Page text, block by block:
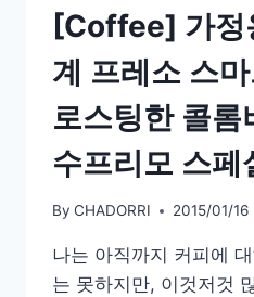
레
소
블
랜
드
[Coffee] 가정
계 프레소 스
로스팅한 콜롬
수프리모 스페
By CHADORRI 2015/01/16
나는 아직까지 커피에
는 못하지만, 이것저것